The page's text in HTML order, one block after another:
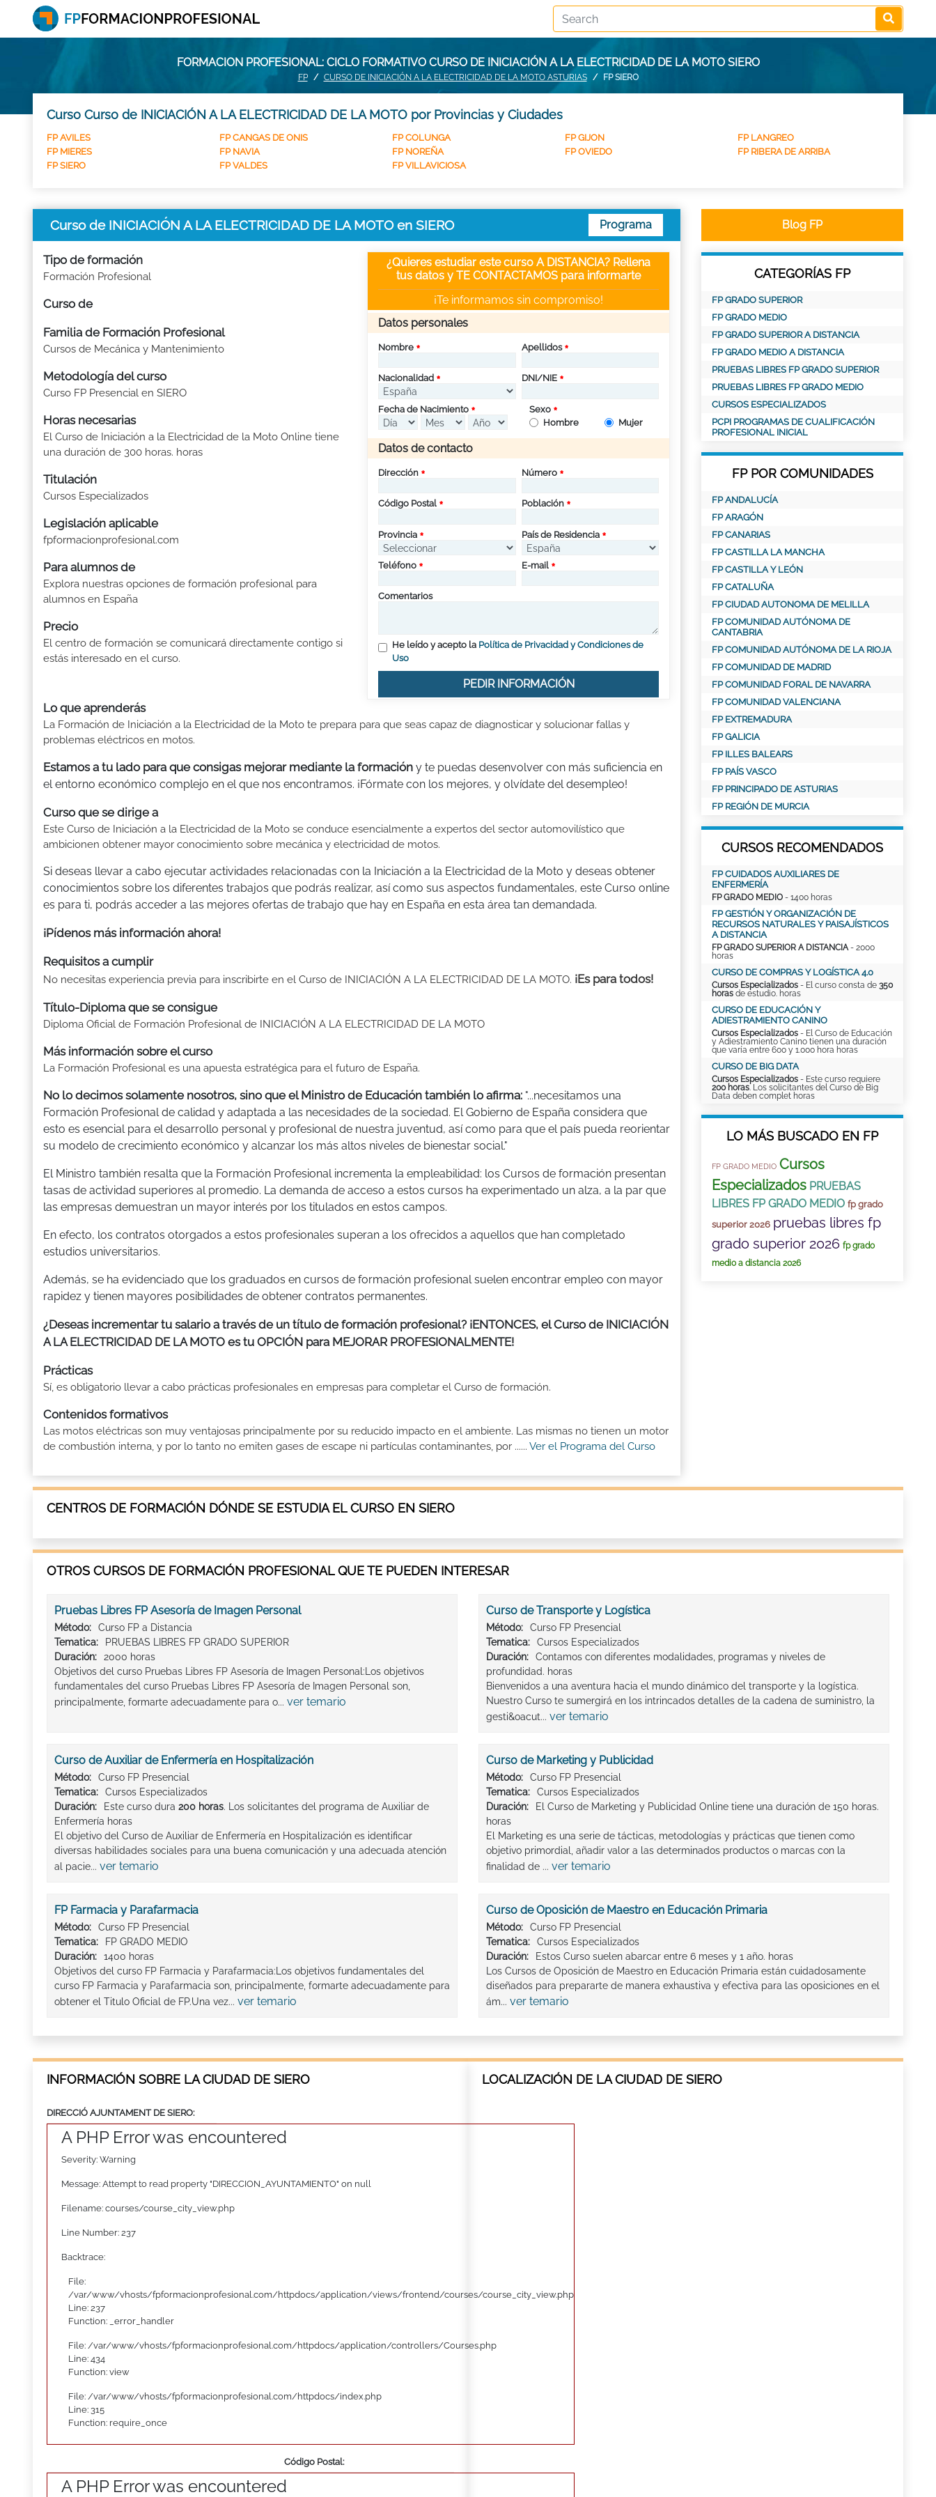
FORMACION PROFESIONAL: CICLO FORMATIVO CURSO DE INICIACIÓN A LA ELECTRICIDAD DE LA MOTO SIERO
FP CURSO DE INICIACIÓN A LA ELECTRICIDAD DE LA MOTO ASTURIAS FP SIERO
Curso Curso de INICIACIÓN A LA ELECTRICIDAD DE LA MOTO por Provincias y Ciudades
FP AVILES FP CANGAS DE ONIS FP COLUNGA FP GIJON
FP LANGREO
FP MIERES
FP NAVIA FP NOREÑA FP OVIEDO
FP RIBERA DE ARRIBA
FP SIERO
FP VALDES FP VILLAVICIOSA
Curso de INICIACIÓN A LA ELECTRICIDAD DE LA MOTO en SIERO Programa
Tipo de formación
Formación Profesional
Curso de
Familia de Formación Profesional
Cursos de Mecánica y Mantenimiento
Metodología del curso
Curso FP Presencial en SIERO
Horas necesarias
El Curso de Iniciación a la Electricidad de la Moto Online tiene
una duración de 300 horas. horas
Titulación
Cursos Especializados
Legislación aplicable
fpformacionprofesional.com
Para alumnos de
Explora nuestras opciones de formación profesional para
alumnos en España
Precio
El centro de formación se comunicará directamente contigo si
estás interesado en el curso.
¿Quieres estudiar este curso A DISTANCIA? Rellena
tus datos y TE CONTACTAMOS para informarte
¡Te informamos sin compromiso!
Datos personales
Nombre Apellidos
Nacionalidad DNI/NIE
Fecha de Nacimiento
Sexo
Hombre
Mujer
Datos de contacto
Dirección Número
Código Postal Población
Provincia País de Residencia
Teléfono E-mail
Comentarios
He leído y acepto la Política de Privacidad y Condiciones de
Uso
PEDIR INFORMACIÓN
Lo que aprenderás
La Formación de Iniciación a la Electricidad de la Moto te prepara para que seas capaz de diagnosticar y solucionar fallas y
problemas eléctricos en motos.
Estamos a tu lado para que consigas mejorar mediante la formación y te puedas desenvolver con más suficiencia en
el entorno económico complejo en el que nos encontramos. ¡Fórmate con los mejores, y olvídate del desempleo!
Curso que se dirige a
Este Curso de Iniciación a la Electricidad de la Moto se conduce esencialmente a expertos del sector automovilístico que
ambicionen obtener mayor conocimiento sobre mecánica y electricidad de motos.
Si deseas llevar a cabo ejecutar actividades relacionadas con la Iniciación a la Electricidad de la Moto y deseas obtener
conocimientos sobre los diferentes trabajos que podrás realizar, así como sus aspectos fundamentales, este Curso online
es para ti, podrás acceder a las mejores ofertas de trabajo que hay en España en esta área tan demandada.
¡Pídenos más información ahora!
Requisitos a cumplir
No necesitas experiencia previa para inscribirte en el Curso de INICIACIÓN A LA ELECTRICIDAD DE LA MOTO. ¡Es para todos!
Título-Diploma que se consigue
Diploma Oficial de Formación Profesional de INICIACIÓN A LA ELECTRICIDAD DE LA MOTO
Más información sobre el curso
La Formación Profesional es una apuesta estratégica para el futuro de España.
No lo decimos solamente nosotros, sino que el Ministro de Educación también lo afirma: "...necesitamos una
Formación Profesional de calidad y adaptada a las necesidades de la sociedad. El Gobierno de España considera que
esto es esencial para el desarrollo personal y profesional de nuestra juventud, así como para que el país pueda reorientar
su modelo de crecimiento económico y alcanzar los más altos niveles de bienestar social."
El Ministro también resalta que la Formación Profesional incrementa la empleabilidad: los Cursos de formación presentan
tasas de actividad superiores al promedio. La demanda de acceso a estos cursos ha experimentado un alza, a la par que
las empresas demuestran un mayor interés por los titulados en estos campos.
En efecto, los contratos otorgados a estos profesionales superan a los ofrecidos a aquellos que han completado
estudios universitarios.
Además, se ha evidenciado que los graduados en cursos de formación profesional suelen encontrar empleo con mayor
rapidez y tienen mayores posibilidades de obtener contratos permanentes.
¿Deseas incrementar tu salario a través de un título de formación profesional? ¡ENTONCES, el Curso de INICIACIÓN
A LA ELECTRICIDAD DE LA MOTO es tu OPCIÓN para MEJORAR PROFESIONALMENTE!
Prácticas
Sí, es obligatorio llevar a cabo prácticas profesionales en empresas para completar el Curso de formación.
Contenidos formativos
Las motos eléctricas son muy ventajosas principalmente por su reducido impacto en el ambiente. Las mismas no tienen un motor
de combustión interna, y por lo tanto no emiten gases de escape ni partículas contaminantes, por ...... Ver el Programa del Curso
Blog FP
CATEGORÍAS FP
FP GRADO SUPERIOR
FP GRADO MEDIO
FP GRADO SUPERIOR A DISTANCIA
FP GRADO MEDIO A DISTANCIA
PRUEBAS LIBRES FP GRADO SUPERIOR
PRUEBAS LIBRES FP GRADO MEDIO
CURSOS ESPECIALIZADOS
PCPI PROGRAMAS DE CUALIFICACIÓN
PROFESIONAL INICIAL
FP POR COMUNIDADES
FP ANDALUCÍA
FP ARAGÓN
FP CANARIAS
FP CASTILLA LA MANCHA
FP CASTILLA Y LEÓN
FP CATALUÑA
FP CIUDAD AUTONOMA DE MELILLA
FP COMUNIDAD AUTÓNOMA DE
CANTABRIA
FP COMUNIDAD AUTÓNOMA DE LA RIOJA
FP COMUNIDAD DE MADRID
FP COMUNIDAD FORAL DE NAVARRA
FP COMUNIDAD VALENCIANA
FP EXTREMADURA
FP GALICIA
FP ILLES BALEARS
FP PAÍS VASCO
FP PRINCIPADO DE ASTURIAS
FP REGIÓN DE MURCIA
CURSOS RECOMENDADOS
FP CUIDADOS AUXILIARES DE
ENFERMERÍA
FP GRADO MEDIO - 1400 horas
FP GESTIÓN Y ORGANIZACIÓN DE
RECURSOS NATURALES Y PAISAJÍSTICOS
A DISTANCIA
FP GRADO SUPERIOR A DISTANCIA- 2000
horas
CURSO DE COMPRAS Y LOGÍSTICA 4.0
Cursos Especializados - El curso consta de 350
horas de estudio. horas
CURSO DE EDUCACIÓN Y
ADIESTRAMIENTO CANINO
Cursos Especializados - El Curso de Educación
y Adiestramiento Canino tienen una duración
que varía entre 600 y 1.000 hora horas
CURSO DE BIG DATA
Cursos Especializados - Este curso requiere
200 horas. Los solicitantes del Curso de Big
Data deben complet horas
LO MÁS BUSCADO EN FP
FP GRADO MEDIO Cursos
Especializados PRUEBAS
LIBRES FP GRADO MEDIO fp grado
superior 2026 pruebas libres fp
grado superior 2026 fp grado
medio a distancia 2026
CENTROS DE FORMACIÓN DÓNDE SE ESTUDIA EL CURSO EN SIERO
OTROS CURSOS DE FORMACIÓN PROFESIONAL QUE TE PUEDEN INTERESAR
Pruebas Libres FP Asesoría de Imagen Personal
Método:
Curso FP a Distancia
Tematica:
PRUEBAS LIBRES FP GRADO SUPERIOR
Duración:
2000 horas
Objetivos del curso Pruebas Libres FP Asesoría de Imagen Personal:Los objetivos
fundamentales del curso Pruebas Libres FP Asesoría de Imagen Personal son,
principalmente, formarte adecuadamente para o... ver temario
Curso de Transporte y Logística
Método:
Curso FP Presencial
Tematica:
Cursos Especializados
Duración:
Contamos con diferentes modalidades, programas y niveles de
profundidad. horas
Bienvenidos a una aventura hacia el mundo dinámico del transporte y la logística.
Nuestro Curso te sumergirá en los intrincados detalles de la cadena de suministro, la
gesti&oacut... ver temario
Curso de Auxiliar de Enfermería en Hospitalización
Método:
Curso FP Presencial
Tematica:
Cursos Especializados
Duración:
Este curso dura 200 horas. Los solicitantes del programa de Auxiliar de
Enfermería horas
El objetivo del Curso de Auxiliar de Enfermería en Hospitalización es identificar
diversas habilidades sociales para una buena comunicación y una adecuada atención
al pacie... ver temario
Curso de Marketing y Publicidad
Método:
Curso FP Presencial
Tematica:
Cursos Especializados
Duración:
El Curso de Marketing y Publicidad Online tiene una duración de 150 horas.
horas
El Marketing es una serie de tácticas, metodologías y prácticas que tienen como
objetivo primordial, añadir valor a las determinados productos o marcas con la
finalidad de ... ver temario
FP Farmacia y Parafarmacia
Método:
Curso FP Presencial
Tematica:
FP GRADO MEDIO
Duración:
1400 horas
Objetivos del curso FP Farmacia y Parafarmacia:Los objetivos fundamentales del
curso FP Farmacia y Parafarmacia son, principalmente, formarte adecuadamente para
obtener el Titulo Oficial de FP.Una vez... ver temario
Curso de Oposición de Maestro en Educación Primaria
Método:
Curso FP Presencial
Tematica:
Cursos Especializados
Duración:
Estos Curso suelen abarcar entre 6 meses y 1 año. horas
Los Cursos de Oposición de Maestro en Educación Primaria están cuidadosamente
diseñados para prepararte de manera exhaustiva y efectiva para las oposiciones en el
ám... ver temario
INFORMACIÓN SOBRE LA CIUDAD DE SIERO
DIRECCIÓ AJUNTAMENT DE SIERO:
A PHP Error was encountered
Severity: Warning
Message: Attempt to read property "DIRECCION_AYUNTAMIENTO" on null
Filename: courses/course_city_view.php
Line Number: 237
Backtrace:
File:
/var/www/vhosts/fpformacionprofesional.com/httpdocs/application/views/frontend/courses/course_city_view.php
Line: 237
Function: _error_handler
File: /var/www/vhosts/fpformacionprofesional.com/httpdocs/application/controllers/Courses.php
Line: 434
Function: view
File: /var/www/vhosts/fpformacionprofesional.com/httpdocs/index.php
Line: 315
Function: require_once
Código Postal:
A PHP Error was encountered
LOCALIZACIÓN DE LA CIUDAD DE SIERO